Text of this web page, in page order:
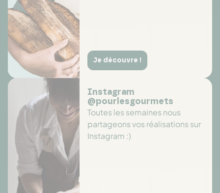
Je découvre !
Instagram
@pourlesgourmets
Toutes les semaines nous
partageons vos réalisations sur
Instagram :)